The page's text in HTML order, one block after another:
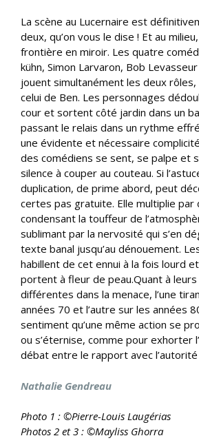
La scène au Lucernaire est
deux, qu’on vous le dise ! Et au
frontière en miroir. Les quatre
kühn, Simon Larvaron, Bob
jouent simultanément les deux rôles,
celui de Ben. Les personnages
cour et sortent côté jardin dans un
passant le relais dans un rythme
une évidente et nécessaire
des comédiens se sent, se palpe et
silence à couper au couteau. Si
duplication, de prime abord, peut
certes pas gratuite. Elle multiplie par
condensant la touffeur de
sublimant par la nervosité qui s’en
texte banal jusqu’au dénouement.
habillent de cet ennui à la fois lourd
portent à fleur de peau.Quant à
différentes dans la menace, l’une
années 70 et l’autre sur les années
sentiment qu’une même action se
ou s’éternise, comme pour exhorter
débat entre le rapport avec
Nathalie Gendreau
Photo 1 : ©Pierre-Louis Laugérias
Photos 2 et 3 : ©Mayliss Ghorra